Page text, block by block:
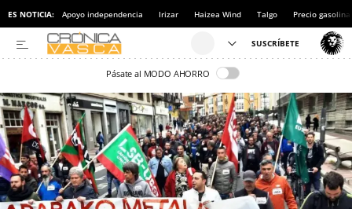
ES NOTICIA: Apoyo independencia Irizar Haizea Wind Talgo Precio gasolina
Pásate al MODO AHORRO